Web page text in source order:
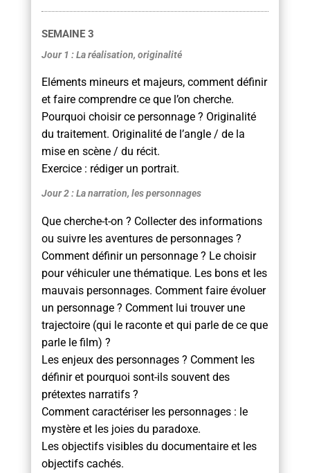
SEMAINE 3
Jour 1 : La réalisation, originalité
Eléments mineurs et majeurs, comment définir
et faire comprendre ce que l’on cherche.
Pourquoi choisir ce personnage ? Originalité
du traitement. Originalité de l’angle / de la
mise en scène / du récit.
Exercice : rédiger un portrait.
Jour 2 : La narration, les personnages
Que cherche-t-on ? Collecter des informations
ou suivre les aventures de personnages ?
Comment définir un personnage ? Le choisir
pour véhiculer une thématique. Les bons et les
mauvais personnages. Comment faire évoluer
un personnage ? Comment lui trouver une
trajectoire (qui le raconte et qui parle de ce que
parle le film) ?
Les enjeux des personnages ? Comment les
définir et pourquoi sont-ils souvent des
prétextes narratifs ?
Comment caractériser les personnages : le
mystère et les joies du paradoxe.
Les objectifs visibles du documentaire et les
objectifs cachés.